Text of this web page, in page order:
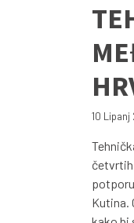
10 Lipanj
četvrtih
Kutina.